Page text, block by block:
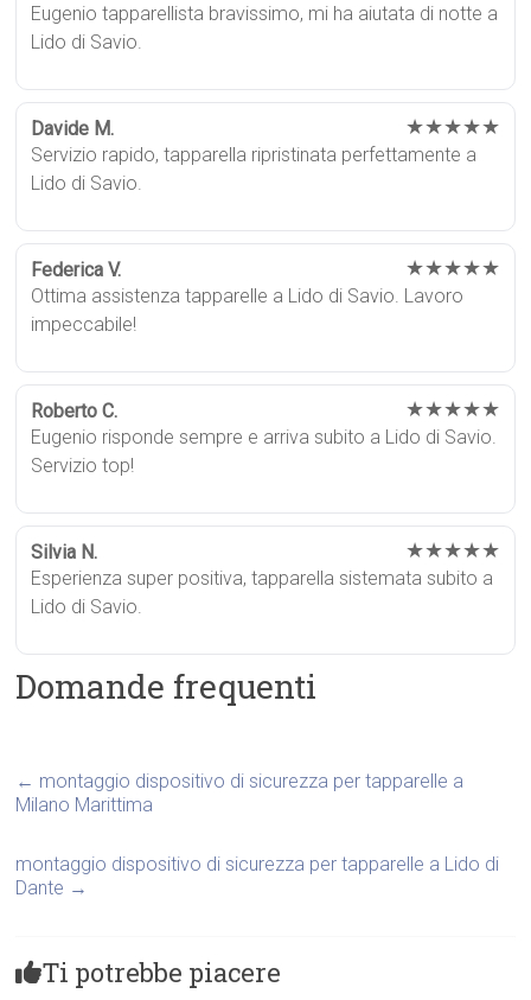
Eugenio tapparellista bravissimo, mi ha aiutata di notte a
Lido di Savio.
Davide M. ★★★★★
Servizio rapido, tapparella ripristinata perfettamente a
Lido di Savio.
Federica V. ★★★★★
Ottima assistenza tapparelle a Lido di Savio. Lavoro
impeccabile!
Roberto C. ★★★★★
Eugenio risponde sempre e arriva subito a Lido di Savio.
Servizio top!
Silvia N. ★★★★★
Esperienza super positiva, tapparella sistemata subito a
Lido di Savio.
Domande frequenti
← montaggio dispositivo di sicurezza per tapparelle a
Milano Marittima
montaggio dispositivo di sicurezza per tapparelle a Lido di
Dante →
Ti potrebbe piacere